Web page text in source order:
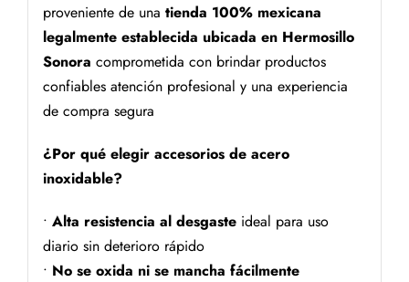
proveniente de una tienda 100% mexicana
legalmente establecida ubicada en Hermosillo
Sonora comprometida con brindar productos
confiables atención profesional y una experiencia
de compra segura
¿Por qué elegir accesorios de acero
inoxidable?
• Alta resistencia al desgasteideal para uso
diario sin deterioro rápido
• No se oxida ni se mancha fácilmente